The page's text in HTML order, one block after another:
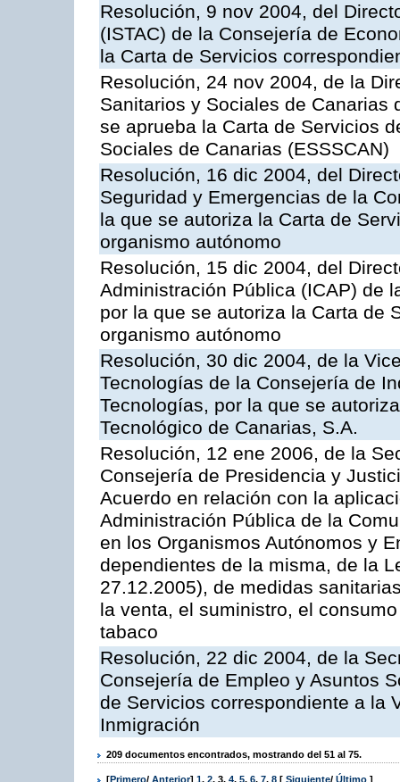
Resolución, 9 nov 2004, del
(ISTAC) de la Consejería de
la Carta de Servicios
Resolución, 24 nov 2004, de la
Sanitarios y Sociales de Canarias
se aprueba la Carta de Servicios
Sociales de Canarias (ESSSCAN)
Resolución, 16 dic 2004, del
Seguridad y Emergencias de la
la que se autoriza la Carta de
organismo autónomo
Resolución, 15 dic 2004, del
Administración Pública (ICAP) de
por la que se autoriza la Carta de
organismo autónomo
Resolución, 30 dic 2004, de la
Tecnologías de la Consejería de
Tecnologías, por la que se
Tecnológico de Canarias, S.A.
Resolución, 12 ene 2006, de la
Consejería de Presidencia y
Acuerdo en relación con la
Administración Pública de la
en los Organismos Autónomos y
dependientes de la misma, de la
27.12.2005), de medidas
la venta, el suministro, el
tabaco
Resolución, 22 dic 2004, de la
Consejería de Empleo y Asuntos
de Servicios correspondiente a la
Inmigración
209 documentos encontrados, mostrando del 51 al 75.
[Primero/ Anterior] 1, 2, 3, 4, 5, 6, 7, 8 [ Siguiente/ Último ]